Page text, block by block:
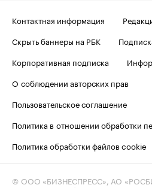
Контактная информация
Скрыть баннеры на РБК
Корпоративная подписка
О соблюдении авторских прав
Пользовательское соглашение
Политика в отношении обработки
Политика обработки файлов cookie
© ООО «БИЗНЕСПРЕСС», АО